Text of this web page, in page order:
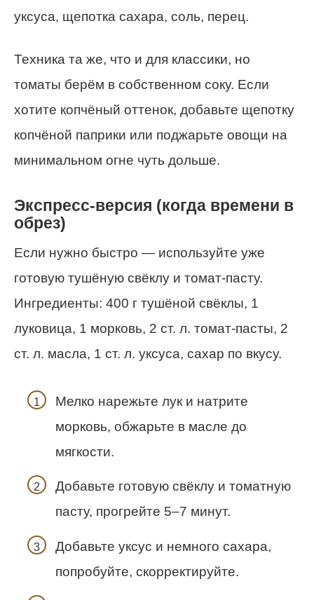
уксуса, щепотка сахара, соль, перец.
Техника та же, что и для классики, но
томаты берём в собственном соку. Если
хотите копчёный оттенок, добавьте щепотку
копчёной паприки или поджарьте овощи на
минимальном огне чуть дольше.
Экспресс-версия (когда времени в
обрез)
Если нужно быстро — используйте уже
готовую тушёную свёклу и томат-пасту.
Ингредиенты: 400 г тушёной свёклы, 1
луковица, 1 морковь, 2 ст. л. томат-пасты, 2
ст. л. масла, 1 ст. л. уксуса, сахар по вкусу.
Мелко нарежьте лук и натрите
морковь, обжарьте в масле до
мягкости.
Добавьте готовую свёклу и томатную
пасту, прогрейте 5–7 минут.
Добавьте уксус и немного сахара,
попробуйте, скорректируйте.